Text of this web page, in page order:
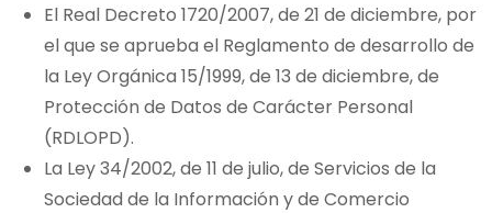
El Real Decreto 1720/2007, de 21 de diciembre, por
el que se aprueba el Reglamento de desarrollo de
la Ley Orgánica 15/1999, de 13 de diciembre, de
Protección de Datos de Carácter Personal
(RDLOPD).
La Ley 34/2002, de 11 de julio, de Servicios de la
Sociedad de la Información y de Comercio